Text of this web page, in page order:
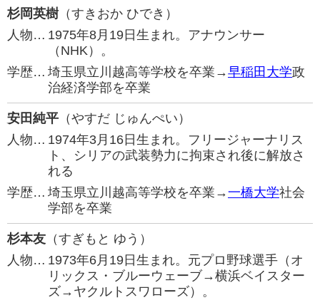
杉岡英樹（すきおか ひでき）
人物… 1975年8月19日生まれ。アナウンサー
（NHK）。
学歴… 埼玉県立川越高等学校を卒業→早稲田大学政
治経済学部を卒業
安田純平 （やすだ じゅんぺい）
人物… 1974年3月16日生まれ。フリージャーナリス
ト、シリアの武装勢力に拘束され後に解放さ
れる
学歴… 埼玉県立川越高等学校を卒業→一橋大学社会
学部を卒業
杉本友 （すぎもと ゆう）
人物… 1973年6月19日生まれ。元プロ野球選手（オ
リックス・ブルーウェーブ→横浜ベイスター
ズ→ヤクルトスワローズ）。